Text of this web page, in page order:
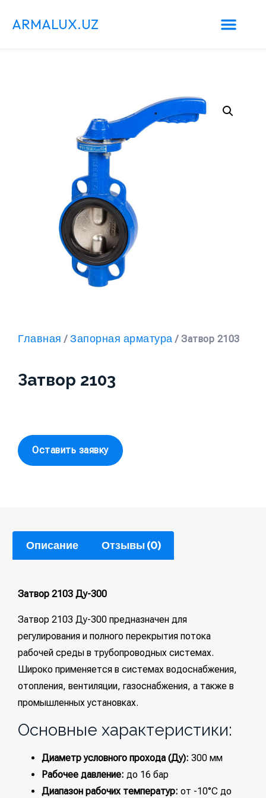
ARMALUX.UZ
Главная / Запорная арматура / Затвор 2103
Затвор 2103
Оставить заявку
Описание Отзывы (0)
Затвор 2103 Ду-300
Затвор 2103 Ду-300 предназначен для
регулирования и полного перекрытия потока
рабочей среды в трубопроводных системах.
Широко применяется в системах водоснабжения,
отопления, вентиляции, газоснабжения, а также в
промышленных установках.
Основные характеристики:
Диаметр условного прохода (Ду): 300 мм
Рабочее давление: до 16 бар
Диапазон рабочих температур: от -10°C до